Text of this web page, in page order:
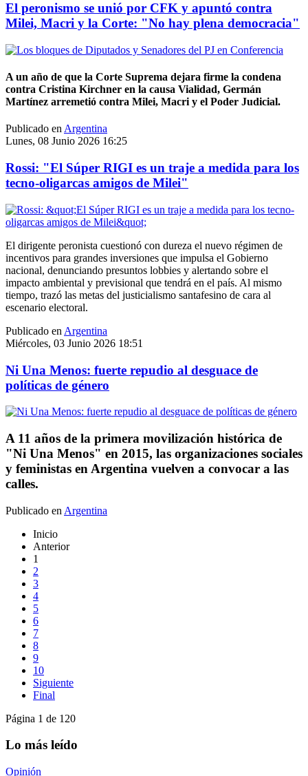
El peronismo se unió por CFK y apuntó contra
Milei, Macri y la Corte: "No hay plena democracia"
A un año de que la Corte Suprema dejara firme la condena
contra Cristina Kirchner en la causa Vialidad, Germán
Martínez arremetió contra Milei, Macri y el Poder Judicial.
Publicado enArgentina
Lunes, 08 Junio 2026 16:25
Rossi: "El Súper RIGI es un traje a medida para los
tecno-oligarcas amigos de Milei"
El dirigente peronista cuestionó con dureza el nuevo régimen de
incentivos para grandes inversiones que impulsa el Gobierno
nacional, denunciando presuntos lobbies y alertando sobre el
impacto ambiental y previsional que tendrá en el país. Al mismo
tiempo, trazó las metas del justicialismo santafesino de cara al
escenario electoral.
Publicado en Argentina
Miércoles, 03 Junio 2026 18:51
Ni Una Menos: fuerte repudio al desguace de
políticas de género
A 11 años de la primera movilización histórica de
"Ni Una Menos" en 2015, las organizaciones sociales
y feministas en Argentina vuelven a convocar a las
calles.
Publicado en Argentina
Inicio
Anterior
1
2
3
4
5
6
7
8
9
10
Siguiente
Final
Página 1 de 120
Lo más leído
Opinión